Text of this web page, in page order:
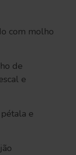
com molho
de
e
e